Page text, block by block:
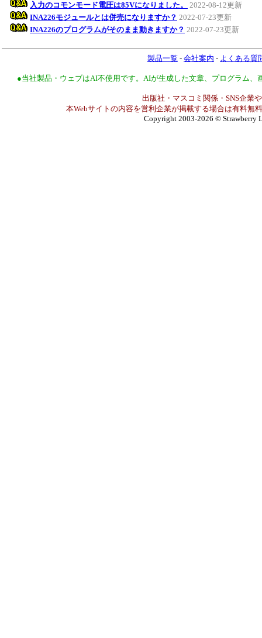
入力のコモンモード電圧は85Vになりました。
2022-08-12更新
INA226モジュールとは併売になりますか？ 2022-07-23更新
INA226のプログラムがそのまま動きますか？ 2022-07-23更新
製品一覧 - 会社案内 - よくある質
●当社製品・ウェブはAI不使用です。AIが生成した文章、プログラム
出版社・マスコミ関係・SNS企業
本Webサイトの内容を営利企業が掲載する場合は有料無
Copyright 2003-2026 © Strawberry